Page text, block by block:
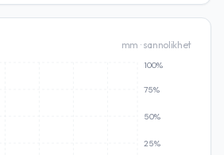
mm · sannolikhet
25%
50%
75%
100%